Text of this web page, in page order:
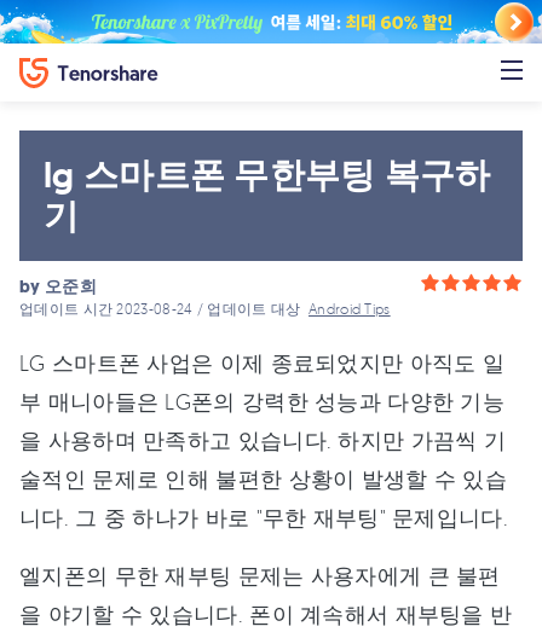
lg 스마트폰 무한부팅 복구하
기
by 오준희
업데이트 시간 2023-08-24 / 업데이트 대상Android Tips
LG 스마트폰 사업은 이제 종료되었지만 아직도 일
부 매니아들은 LG폰의 강력한 성능과 다양한 기능
을 사용하며 만족하고 있습니다. 하지만 가끔씩 기
술적인 문제로 인해 불편한 상황이 발생할 수 있습
니다. 그 중 하나가 바로 "무한 재부팅" 문제입니다.
엘지폰의 무한 재부팅 문제는 사용자에게 큰 불편
을 야기할 수 있습니다. 폰이 계속해서 재부팅을 반